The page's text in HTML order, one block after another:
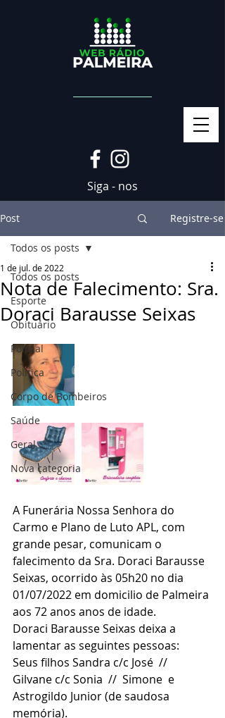
Siga - nos
Post Registre-se
Todos os posts
Esporte
Obituário
Policial
Politica
Corpo de Bombeiros
Saúde
Geral
Nova categoria
Todos os posts
Nota de Falecimento: Sra.
Doraci Barausse Seixas
1 de jul. de 2022
A Funerária Nossa Senhora do
Carmo e Plano de Luto APL, com
grande pesar, comunicam o
falecimento da Sra. Doraci Barausse
Seixas, ocorrido às 05h20 no dia
01/07/2022 em domicilio de Palmeira
aos 72 anos anos de idade.
Doraci Barausse Seixas deixa a
lamentar as seguintes pessoas:
Seus filhos Sandra c/c José  //
Gilvane c/c Sonia  //  Simone  e
Astrogildo Junior (de saudosa
memória).